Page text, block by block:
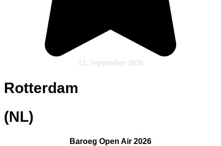
12. September 2026
Rotterdam
(NL)
Baroeg Open Air 2026